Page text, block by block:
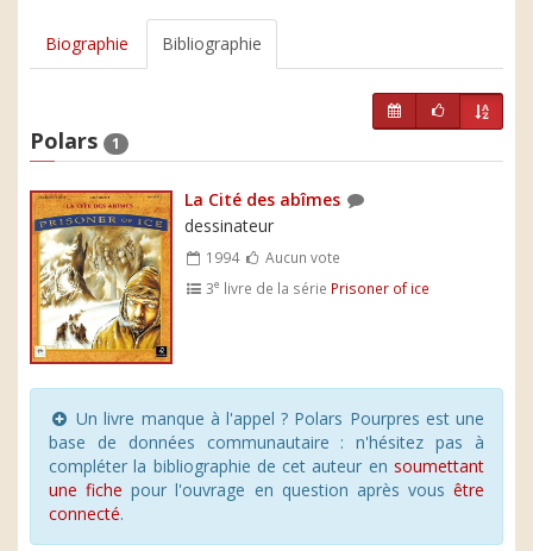
Biographie Bibliographie
Polars 1
La Cité des abîmes
dessinateur
1994
Aucun vote
3e livre de la série Prisoner of ice
Un livre manque à l'appel ? Polars Pourpres est une
base de données communautaire : n'hésitez pas à
compléter la bibliographie de cet auteur en soumettant
une fiche pour l'ouvrage en question après vous être
connecté.